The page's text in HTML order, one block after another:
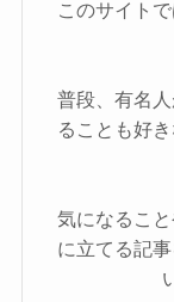
このサイト
普段、有名
ることも好
気になるこ
に立てる記